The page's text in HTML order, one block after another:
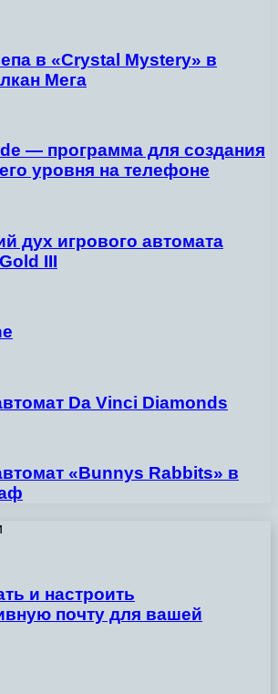
в «Crystal Mystery» в
Мега
— программа для создания
уровня на телефоне
дух игрового автомата
III
Da Vinci Diamonds
«Bunnys Rabbits» в
и настроить
почту для вашей